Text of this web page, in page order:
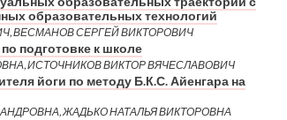
образовательных технологий
ВЕСМАНОВ СЕРГЕЙ ВИКТОРОВИЧ
подготовке к школе
ИСТОЧНИКОВ ВИКТОР ВЯЧЕСЛАВОВИЧ
йоги по методу Б.К.С. Айенгара на
ЖАДЬКО НАТАЛЬЯ ВИКТОРОВНА